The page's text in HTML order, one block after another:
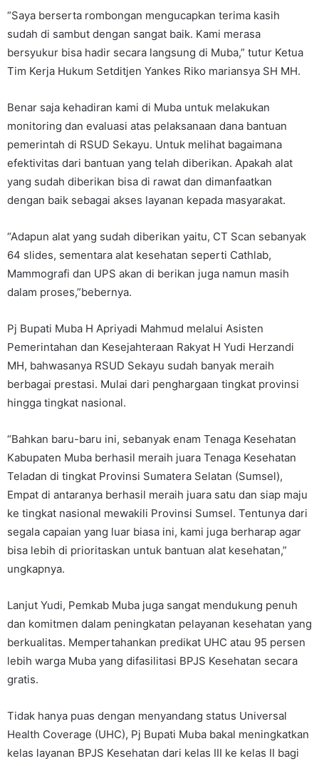
“Saya berserta rombongan mengucapkan terima kasih
sudah di sambut dengan sangat baik. Kami merasa
bersyukur bisa hadir secara langsung di Muba,” tutur Ketua
Tim Kerja Hukum Setditjen Yankes Riko mariansya SH MH.
Benar saja kehadiran kami di Muba untuk melakukan
monitoring dan evaluasi atas pelaksanaan dana bantuan
pemerintah di RSUD Sekayu. Untuk melihat bagaimana
efektivitas dari bantuan yang telah diberikan. Apakah alat
yang sudah diberikan bisa di rawat dan dimanfaatkan
dengan baik sebagai akses layanan kepada masyarakat.
“Adapun alat yang sudah diberikan yaitu, CT Scan sebanyak
64 slides, sementara alat kesehatan seperti Cathlab,
Mammografi dan UPS akan di berikan juga namun masih
dalam proses,”bebernya.
Pj Bupati Muba H Apriyadi Mahmud melalui Asisten
Pemerintahan dan Kesejahteraan Rakyat H Yudi Herzandi
MH, bahwasanya RSUD Sekayu sudah banyak meraih
berbagai prestasi. Mulai dari penghargaan tingkat provinsi
hingga tingkat nasional.
“Bahkan baru-baru ini, sebanyak enam Tenaga Kesehatan
Kabupaten Muba berhasil meraih juara Tenaga Kesehatan
Teladan di tingkat Provinsi Sumatera Selatan (Sumsel),
Empat di antaranya berhasil meraih juara satu dan siap maju
ke tingkat nasional mewakili Provinsi Sumsel. Tentunya dari
segala capaian yang luar biasa ini, kami juga berharap agar
bisa lebih di prioritaskan untuk bantuan alat kesehatan,”
ungkapnya.
Lanjut Yudi, Pemkab Muba juga sangat mendukung penuh
dan komitmen dalam peningkatan pelayanan kesehatan yang
berkualitas. Mempertahankan predikat UHC atau 95 persen
lebih warga Muba yang difasilitasi BPJS Kesehatan secara
gratis.
Tidak hanya puas dengan menyandang status Universal
Health Coverage (UHC), Pj Bupati Muba bakal meningkatkan
kelas layanan BPJS Kesehatan dari kelas III ke kelas II bagi